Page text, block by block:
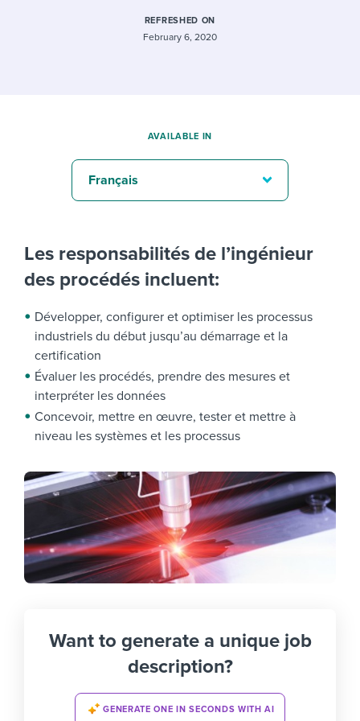
REFRESHED ON
February 6, 2020
Les responsabilités de l’ingénieur
des procédés incluent:
Développer, configurer et optimiser les processus
industriels du début jusqu’au démarrage et la
certification
Évaluer les procédés, prendre des mesures et
interpréter les données
Concevoir, mettre en œuvre, tester et mettre à
niveau les systèmes et les processus
Want to generate a unique job
description?
GENERATE ONE IN SECONDS WITH AI
AVAILABLE IN
Français